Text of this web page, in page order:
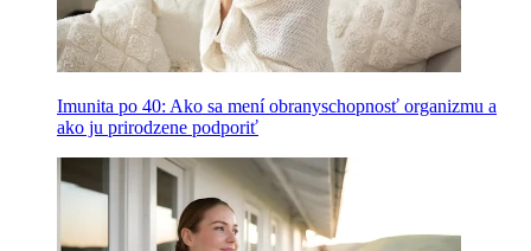
Imunita po 40: Ako sa mení obranyschopnosť organizmu a
ako ju prirodzene podporiť